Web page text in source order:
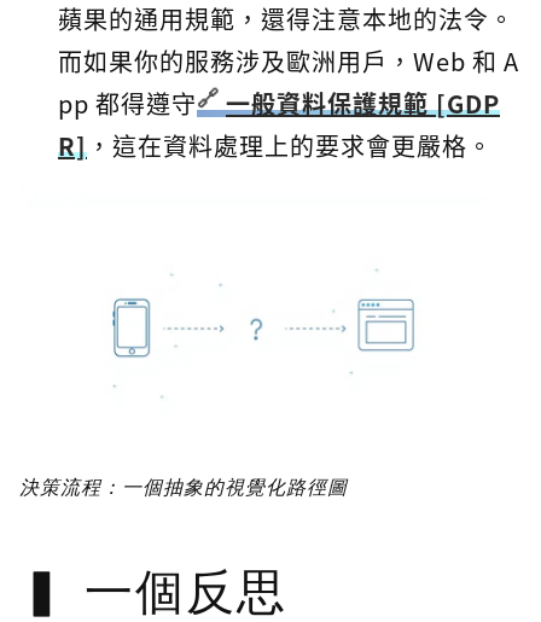
蘋果的通用規範，還得注意本地的法令。
而如果你的服務涉及歐洲用戶，Web 和 A
pp 都得遵守
一般資料保護規範 [GDP
R] ，這在資料處理上的要求會更嚴格。
決策流程：一個抽象的視覺化路徑圖
一個反思